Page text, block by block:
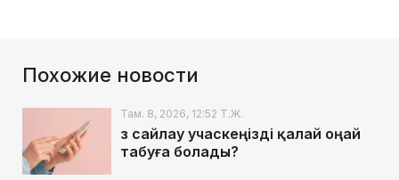
Похожие новости
Там. 8, 2026, 12:52 Т.Ж.
Өз сайлау учаскеңізді қалай оңай
табуға болады?